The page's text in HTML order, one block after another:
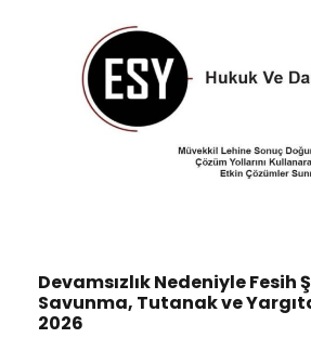
Devamsızlık Nedeniyle Fesih
Savunma, Tutanak ve
2026